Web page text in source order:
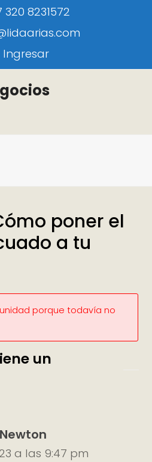
320 8231572
Ingresar
poner el
a tu
porque todavía no
un
a las 9:47 pm